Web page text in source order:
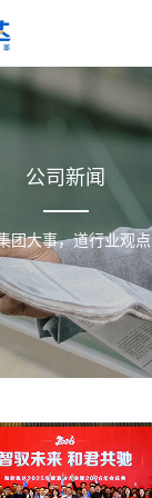
心
公司新闻
团大事，道行业观点